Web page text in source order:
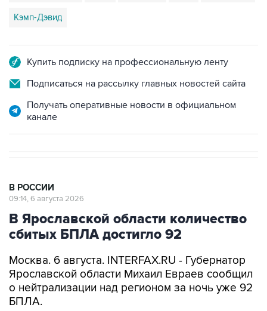
Кэмп-Дэвид
Купить подписку на профессиональную ленту
Подписаться на рассылку главных новостей сайта
Получать оперативные новости в официальном
канале
В РОССИИ
09:14, 6 августа 2026
В Ярославской области количество
сбитых БПЛА достигло 92
Москва. 6 августа. INTERFAX.RU - Губернатор
Ярославской области Михаил Евраев сообщил
о нейтрализации над регионом за ночь уже 92
БПЛА.